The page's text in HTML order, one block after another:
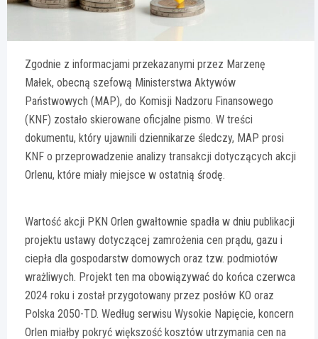
Zgodnie z informacjami przekazanymi przez Marzenę
Małek, obecną szefową Ministerstwa Aktywów
Państwowych (MAP), do Komisji Nadzoru Finansowego
(KNF) zostało skierowane oficjalne pismo. W treści
dokumentu, który ujawnili dziennikarze śledczy, MAP prosi
KNF o przeprowadzenie analizy transakcji dotyczących akcji
Orlenu, które miały miejsce w ostatnią środę.
Wartość akcji PKN Orlen gwałtownie spadła w dniu publikacji
projektu ustawy dotyczącej zamrożenia cen prądu, gazu i
ciepła dla gospodarstw domowych oraz tzw. podmiotów
wrażliwych. Projekt ten ma obowiązywać do końca czerwca
2024 roku i został przygotowany przez posłów KO oraz
Polska 2050-TD. Według serwisu Wysokie Napięcie, koncern
Orlen miałby pokryć większość kosztów utrzymania cen na